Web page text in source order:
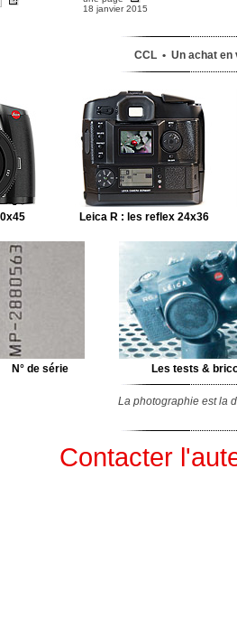
18 janvier 2015
CCL • Un achat
Leica R : les reflex 24x36
N° de série Les tests &
La photographie est la
Contacter